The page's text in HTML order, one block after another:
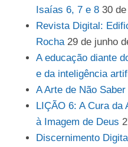
Isaías 6, 7 e 8 30
Revista Digital:
Rocha 29 de junho
A educação diante
e da inteligência
A Arte de Não Saber
LIÇÃO 6: A Cura
à Imagem de Deus
Discernimento